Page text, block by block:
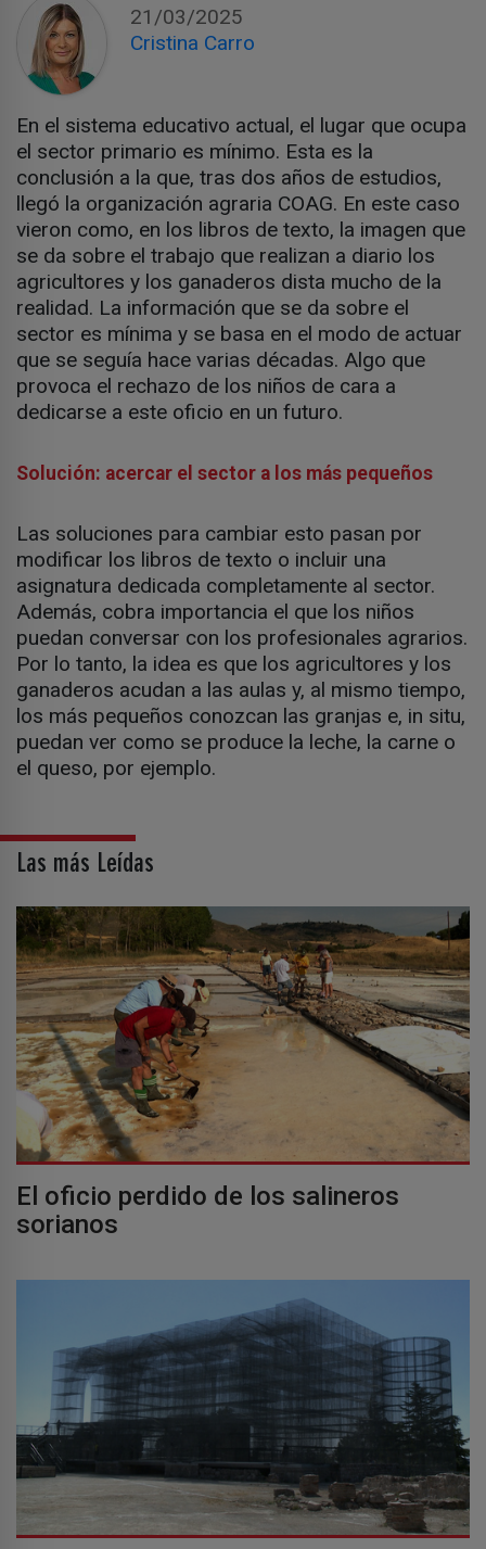
21/03/2025
Cristina Carro
En el sistema educativo actual, el lugar que ocupa
el sector primario es mínimo. Esta es la
conclusión a la que, tras dos años de estudios,
llegó la organización agraria COAG. En este caso
vieron como, en los libros de texto, la imagen que
se da sobre el trabajo que realizan a diario los
agricultores y los ganaderos dista mucho de la
realidad. La información que se da sobre el
sector es mínima y se basa en el modo de actuar
que se seguía hace varias décadas. Algo que
provoca el rechazo de los niños de cara a
dedicarse a este oficio en un futuro.
Solución: acercar el sector a los más pequeños
Las soluciones para cambiar esto pasan por
modificar los libros de texto o incluir una
asignatura dedicada completamente al sector.
Además, cobra importancia el que los niños
puedan conversar con los profesionales agrarios.
Por lo tanto, la idea es que los agricultores y los
ganaderos acudan a las aulas y, al mismo tiempo,
los más pequeños conozcan las granjas e, in situ,
puedan ver como se produce la leche, la carne o
el queso, por ejemplo.
Las más Leídas
El oficio perdido de los salineros
sorianos